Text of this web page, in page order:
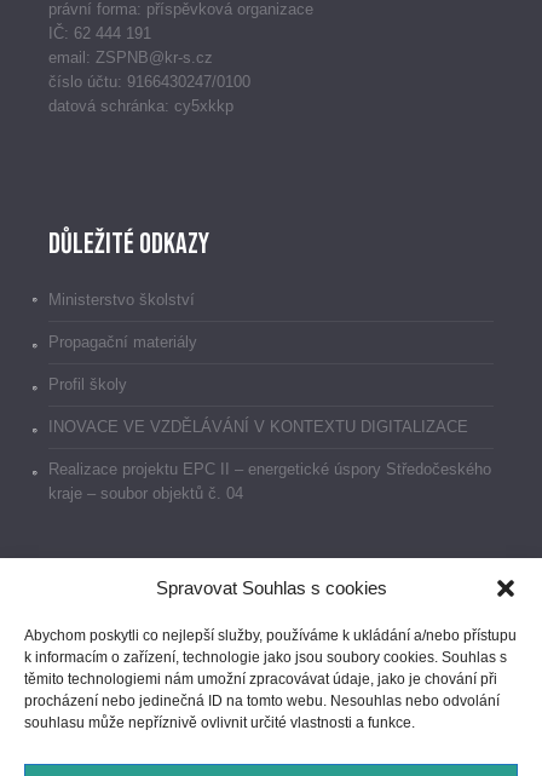
Spravovat Souhlas s cookies
Abychom poskytli co nejlepší služby, používáme k ukládání a/nebo přístupu
k informacím o zařízení, technologie jako jsou soubory cookies. Souhlas s
těmito technologiemi nám umožní zpracovávat údaje, jako je chování při
procházení nebo jedinečná ID na tomto webu. Nesouhlas nebo odvolání
souhlasu může nepříznivě ovlivnit určité vlastnosti a funkce.
právní forma: příspěvková organizace
IČ: 62 444 191
email: ZSPNB@kr-s.cz
číslo účtu: 9166430247/0100
datová schránka: cy5xkkp
Důležité odkazy
Ministerstvo školství
Propagační materiály
Profil školy
INOVACE VE VZDĚLÁVÁNÍ V KONTEXTU DIGITALIZACE
Realizace projektu EPC II – energetické úspory Středočeského
kraje – soubor objektů č. 04
Prohlášení o přístupnosti
GDPR